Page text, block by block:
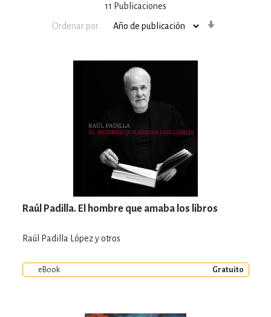
11 Publicaciones
Ordenar por
Raúl Padilla. El hombre que amaba los libros
Raúl Padilla López y otros
eBook Gratuito